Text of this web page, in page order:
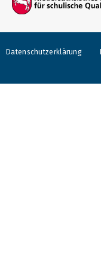
Datenschutzerklärung